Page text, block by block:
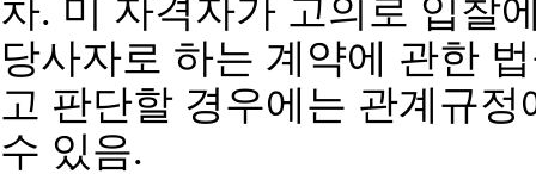
차. 미 자격자가 고의로 입찰
당사자로 하는 계약에 관한
고 판단할 경우에는 관계규
수 있음.